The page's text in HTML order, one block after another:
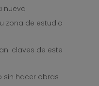
nueva
zona de estudio
claves de este
sin hacer obras